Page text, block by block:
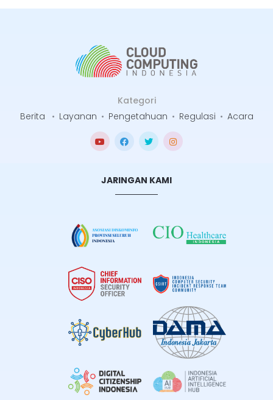
Kategori
Berita
• Layanan • Pengetahuan • Regulasi • Acara
JARINGAN KAMI